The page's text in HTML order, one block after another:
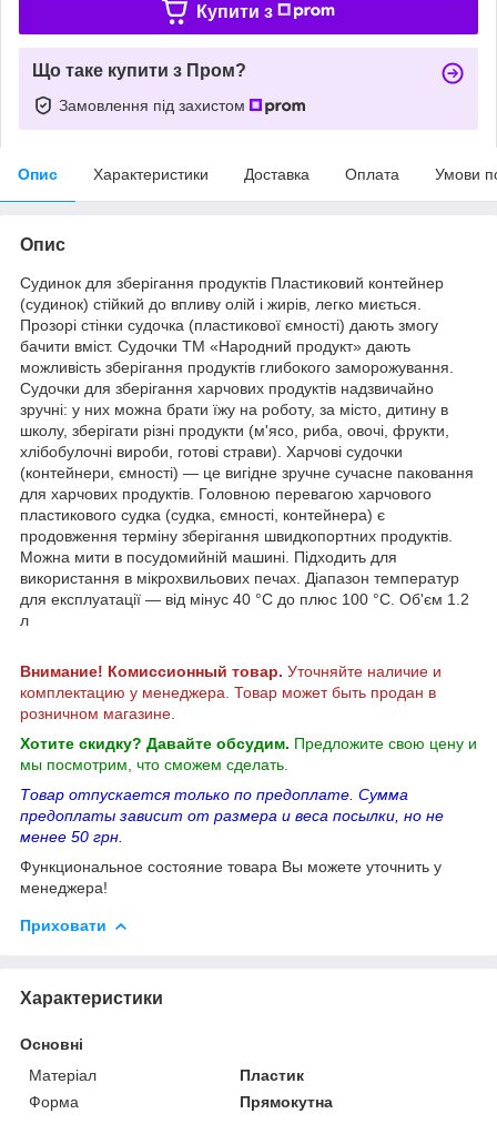
Купити з
Що таке купити з Пром?
Замовлення під захистом
Опис Характеристики Доставка Оплата Умови
Опис
Судинок для зберігання продуктів Пластиковий контейнер
(судинок) стійкий до впливу олій і жирів, легко миється.
Прозорі стінки судочка (пластикової ємності) дають змогу
бачити вміст. Судочки ТМ «Народний продукт» дають
можливість зберігання продуктів глибокого заморожування.
Судочки для зберігання харчових продуктів надзвичайно
зручні: у них можна брати їжу на роботу, за місто, дитину в
школу, зберігати різні продукти (м'ясо, риба, овочі, фрукти,
хлібобулочні вироби, готові страви). Харчові судочки
(контейнери, ємності) — це вигідне зручне сучасне паковання
для харчових продуктів. Головною перевагою харчового
пластикового судка (судка, ємності, контейнера) є
продовження терміну зберігання швидкопортних продуктів.
Можна мити в посудомийній машині. Підходить для
використання в мікрохвильових печах. Діапазон температур
для експлуатації — від мінус 40 °C до плюс 100 °C. Об'єм 1.2
л
Внимание! Комиссионный товар. Уточняйте наличие и
комплектацию у менеджера. Товар может быть продан в
розничном магазине.
Хотите скидку? Давайте обсудим. Предложите свою цену и
мы посмотрим, что сможем сделать.
Товар отпускается только по предоплате. Сумма
предоплаты зависит от размера и веса посылки, но не
менее 50 грн.
Функциональное состояние товара Вы можете уточнить у
менеджера!
Приховати
Характеристики
Основні
Матеріал
Пластик
Форма
Прямокутна